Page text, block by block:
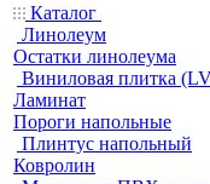
Каталог
Линолеум
Остатки линолеума
Виниловая плитка
Ламинат
Пороги напольные
Плинтус напольный
Ковролин